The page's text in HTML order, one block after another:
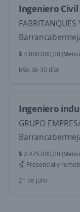
Ingeniero Civil
$ 4.800.000,00
Más de 30 días
Ingeniero
GRUPO
$ 2.475.000,00
Presencial y
21 de julio